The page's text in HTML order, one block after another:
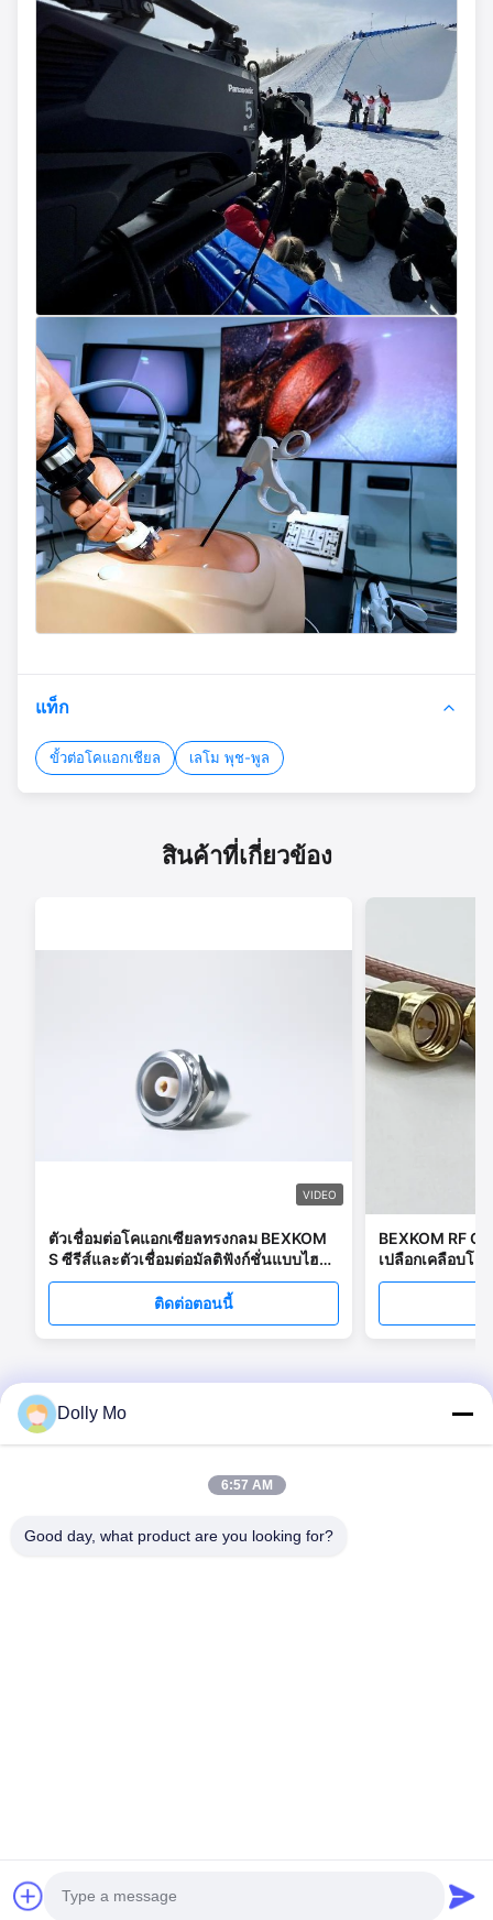
แท็ก
ขั้วต่อโคแอกเชียล เลโม พุช-พูล
สินค้าที่เกี่ยวข้อง
VIDEO
ตัวเชื่อมต่อโคแอกเซียลทรงกลม BEXKOM
S ซีรีส์และตัวเชื่อมต่อมัลติฟังก์ชั่นแบบไฮ
บริด
ติดต่อตอนนี้
BEXKOM RF
เปลือกเคลือบโค
Insulator สําหรั
C620, อาคาร C, สวนอุตสาหกรรมหุ่นยนต์นานาชาติ Huafeng, ถนน
Hangcheng, ถนน Xixiang, เขต Baoan, เมืองเซินเจิ้น, 518126,
ประเทศจีน
โทร: 86-400-9969691
Dolly Mo
6:57 AM
Good day, what product are you looking for?